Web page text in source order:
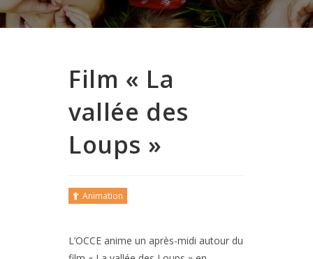
Film « La
vallée des
Loups »
Animation
L’OCCE anime un après-midi autour du